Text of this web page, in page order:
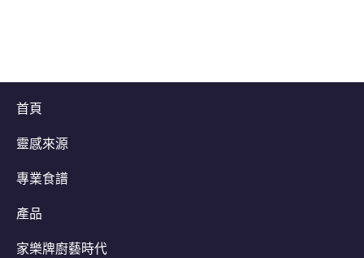
首頁
靈感來源
專業食譜
產品
家樂牌廚藝時代